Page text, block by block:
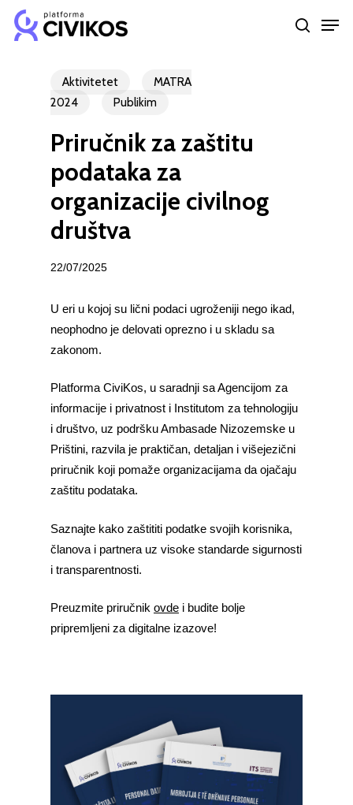
Skip
search
Aktivitetet
MATRA
2024
Publikim
Priručnik za zaštitu
podataka za
organizacije civilnog
društva
22/07/2025
U eri u kojoj su lični podaci ugroženiji nego ikad,
neophodno je delovati oprezno i u skladu sa
zakonom.
Platforma CiviKos, u saradnji sa Agencijom za
informacije i privatnost i Institutom za tehnologiju
i društvo, uz podršku Ambasade Nizozemske u
Prištini, razvila je praktičan, detaljan i višejezični
priručnik koji pomaže organizacijama da ojačaju
zaštitu podataka.
Saznajte kako zaštititi podatke svojih korisnika,
članova i partnera uz visoke standarde sigurnosti
i transparentnosti.
Preuzmite priručnik ovde i budite bolje
pripremljeni za digitalne izazove!